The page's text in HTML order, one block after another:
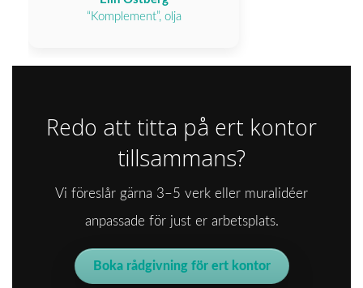
“Komplement”, olja
Redo att titta på ert kontor
tillsammans?
Vi föreslår gärna 3–5 verk eller muralidéer
anpassade för just er arbetsplats.
Boka rådgivning för ert kontor